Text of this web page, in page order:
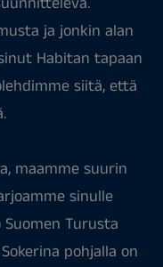
ja jonkin alan
Habitan tapaan
siitä, että
maamme suurin
sinulle
Turusta
pohjalla on